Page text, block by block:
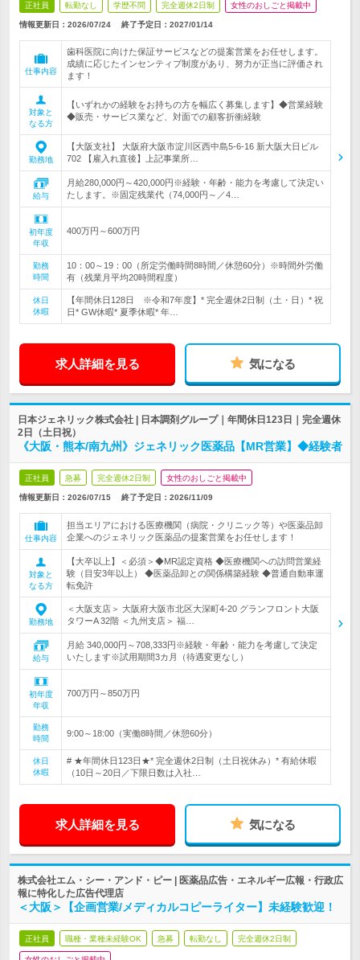
正社員 転勤なし 学歴不問 完全週休2日制 女性のおしごと掲載中
情報更新日：2026/07/24 終了予定日： 2027/01/14
仕事内容
歯科医院に向けた保証サービスなどの提案営業をお任せします。
成績に応じたインセンティブ制度があり、努力が正当に評価され
ます！
対象と
なる方
【いずれかの経験をお持ちの方を幅広く募集します】◆営業経験
◆販売・サービス業など、対面での顧客折衝経験
勤務地
【大阪支社】 大阪府大阪市淀川区西中島5-6-16 新大阪大日ビル
702 【雇入れ直後】上記事業所…
給与
月給280,000円～420,000円※経験・年齢・能力を考慮して決定い
たします。※固定残業代（74,000円～／4…
初年度
年収
400万円～600万円
勤務
時間
10：00～19：00（所定労働時間8時間／休憩60分）※時間外労働
有（残業月平均20時間程度）
休日
休暇
【年間休日128日 ※令和7年度】* 完全週休2日制（土・日）* 祝
日* GW休暇* 夏季休暇* 年…
求人詳細を見る 気になる
日本ジェネリック株式会社 | 日本調剤グループ｜年間休日123日｜完全週休
2日（土日祝）
《大阪・熊本/南九州》ジェネリック医薬品【MR営業】◆経験者
正社員 急募 完全週休2日制 女性のおしごと掲載中
情報更新日：2026/07/15 終了予定日： 2026/11/09
仕事内容
担当エリアにおける医療機関（病院・クリニック等）や医薬品卸
企業へのジェネリック医薬品の提案営業をお任せします！
対象と
なる方
【大卒以上】＜必須＞◆MR認定資格 ◆医療機関への訪問営業経
験（目安3年以上） ◆医薬品卸との関係構築経験 ◆普通自動車運
転免許
勤務地
＜大阪支店＞ 大阪府大阪市北区大深町4-20 グランフロント大阪
タワーA 32階 ＜九州支店＞ 福…
給与
月給 340,000円～708,333円※経験・年齢・能力を考慮して決定
いたします※試用期間3カ月（待遇変更なし）
初年度
年収
700万円～850万円
勤務
時間
9:00～18:00（実働8時間／休憩60分）
休日
休暇
# ★年間休日123日★* 完全週休2日制（土日祝休み）* 有給休暇
（10日～20日／下限日数は入社…
求人詳細を見る 気になる
株式会社エム・シー・アンド・ピー | 医薬品広告・エネルギー広報・行政広
報に特化した広告代理店
＜大阪＞【企画営業/メディカルコピーライター】未経験歓迎！
正社員 職種・業種未経験OK 急募 転勤なし 完全週休2日制